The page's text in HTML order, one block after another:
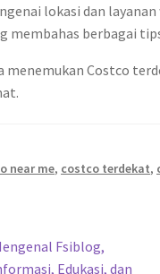
lokasi dan
membahas berbagai
menemukan Costco
near me, costco terdekat,
Fsiblog,
Edukasi, dan